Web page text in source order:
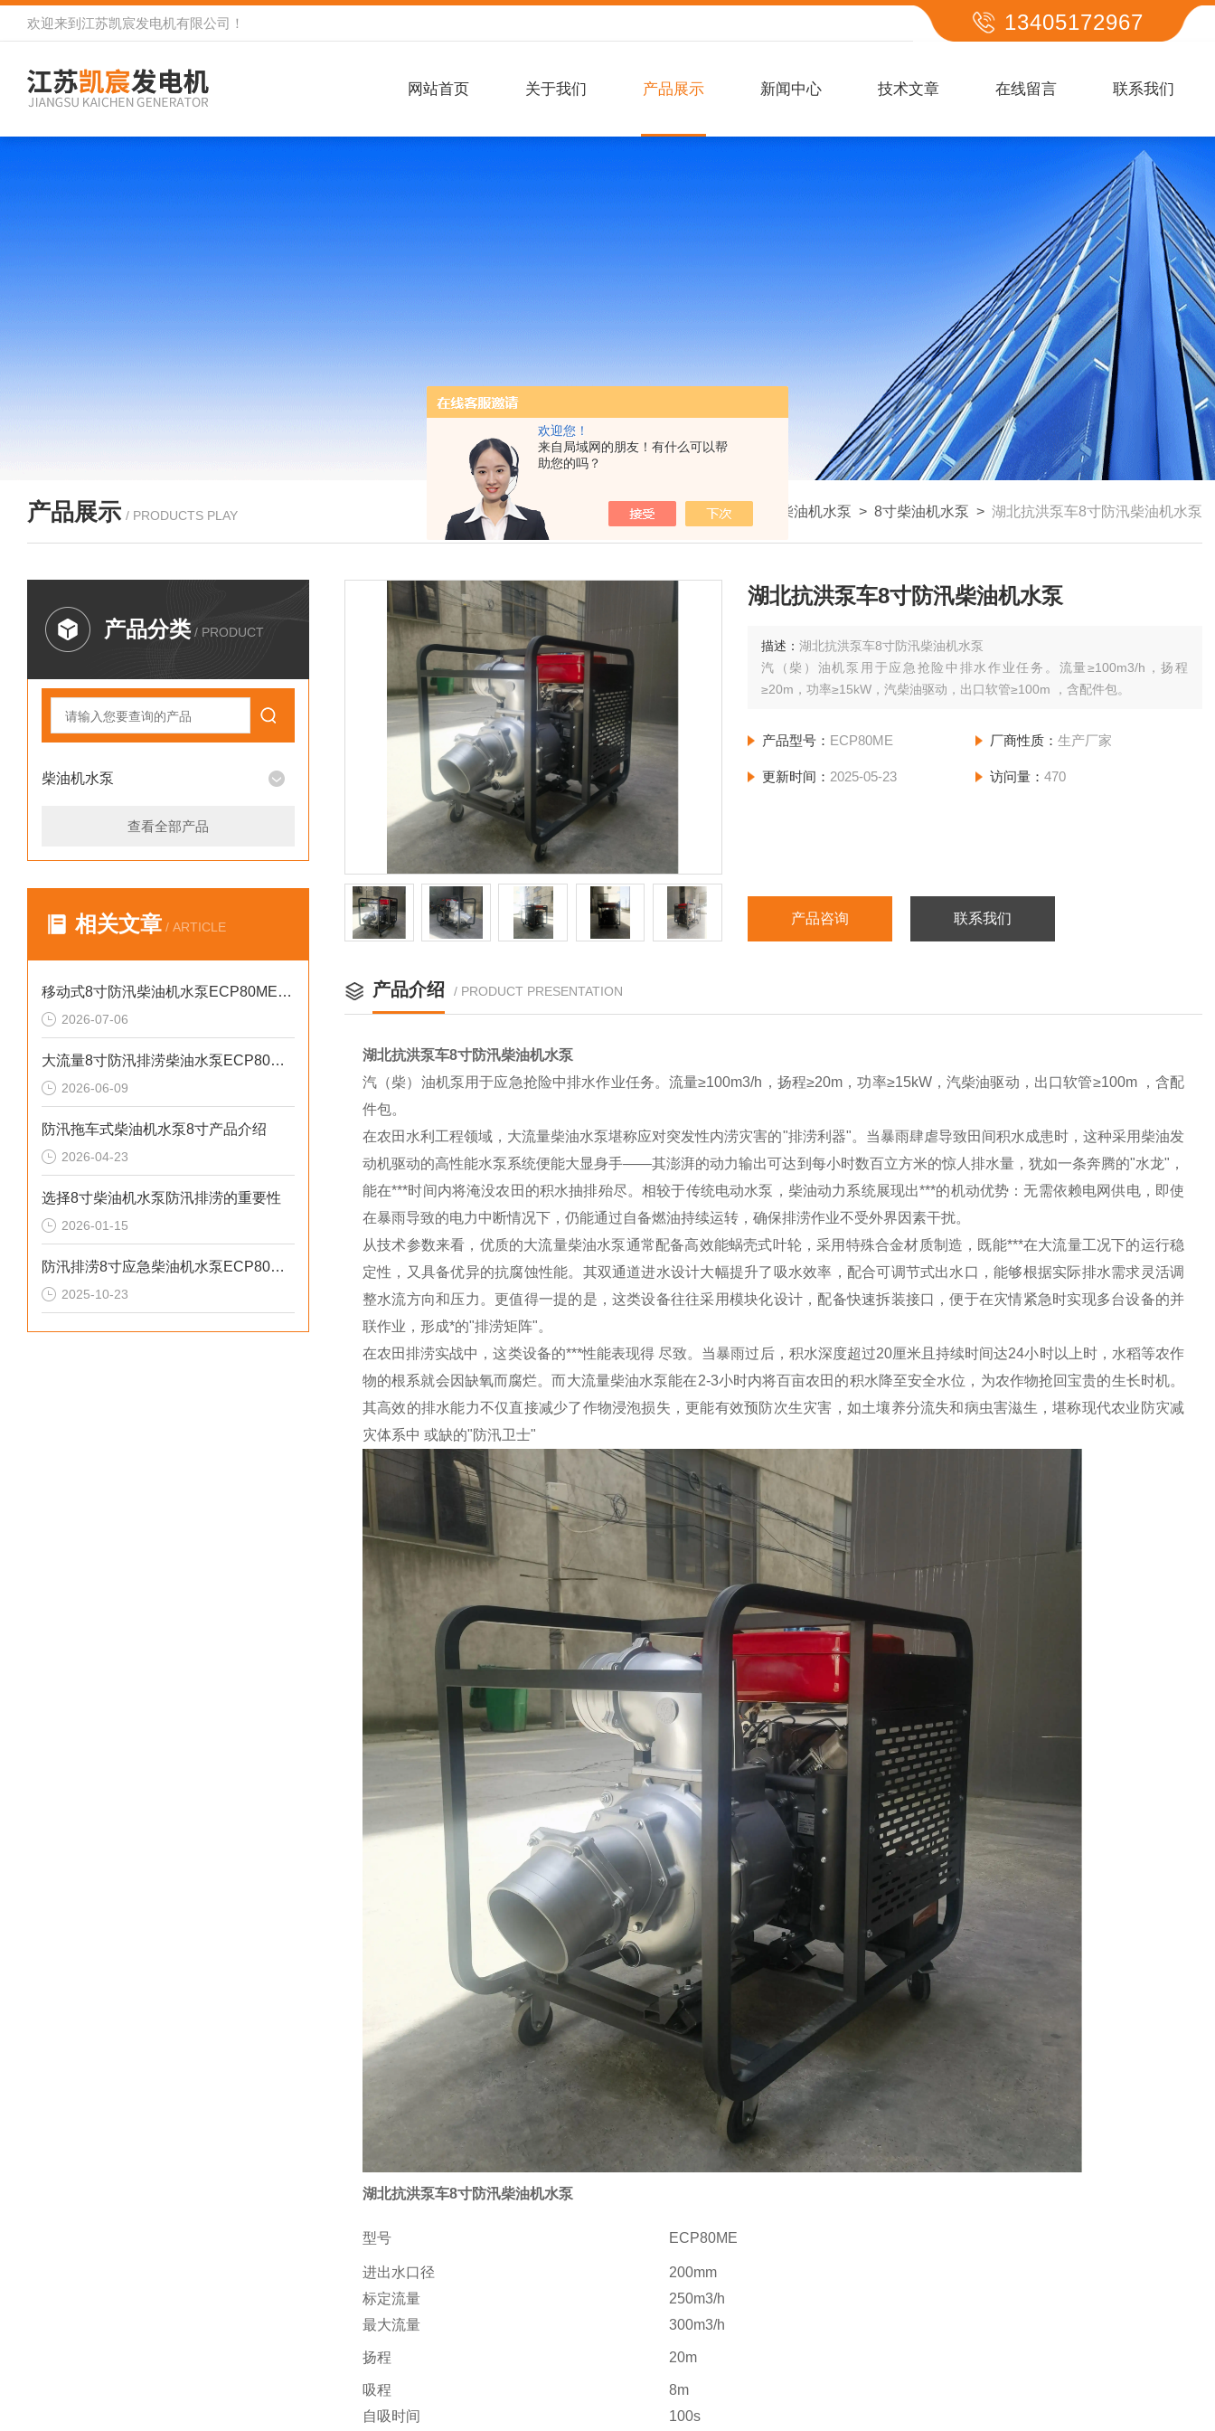
欢迎您！
来自局域网的朋友！有什么可以帮
助您的吗？
欢迎来到 江苏凯宸发电机有限公司 ！ 13405172967
网站首页 关于我们 产品展示 新闻中心 技术文章 在线留言 联系我们
产品展示 / PRODUCTS PLAY 我的位置：首页 产品展示 柴油机水泵 > 8寸柴油机水泵 > 湖北抗洪泵车8寸防汛柴油机水泵
产品分类 / PRODUCT
柴油机水泵
查看全部产品
相关文章 / ARTICLE
移动式8寸防汛柴油机水泵ECP80ME产品介绍
2026-07-06
大流量8寸防汛排涝柴油水泵ECP80ME产品介绍
2026-06-09
防汛拖车式柴油机水泵8寸产品介绍
2026-04-23
选择8寸柴油机水泵防汛排涝的重要性
2026-01-15
防汛排涝8寸应急柴油机水泵ECP80ME参数
2025-10-23
湖北抗洪泵车8寸防汛柴油机水泵
描述：湖北抗洪泵车8寸防汛柴油机水泵
汽（柴）油机泵用于应急抢险中排水作业任务。流量≥100m3/h，扬程
≥20m，功率≥15kW，汽柴油驱动，出口软管≥100m ，含配件包。
产品型号： ECP80ME 厂商性质： 生产厂家
更新时间： 2025-05-23 访问量： 470
产品咨询 联系我们
产品介绍 / PRODUCT PRESENTATION
湖北抗洪泵车8寸防汛柴油机水泵
汽（柴）油机泵用于应急抢险中排水作业任务。流量≥100m3/h，扬程≥20m，功率≥15kW，汽柴油驱动，出口软管≥100m ，含配
件包。
在农田水利工程领域，大流量柴油水泵堪称应对突发性内涝灾害的"排涝利器"。当暴雨肆虐导致田间积水成患时，这种采用柴油发
动机驱动的高性能水泵系统便能大显身手——其澎湃的动力输出可达到每小时数百立方米的惊人排水量，犹如一条奔腾的"水龙"，
能在***时间内将淹没农田的积水抽排殆尽。相较于传统电动水泵，柴油动力系统展现出***的机动优势：无需依赖电网供电，即使
在暴雨导致的电力中断情况下，仍能通过自备燃油持续运转，确保排涝作业不受外界因素干扰。
从技术参数来看，优质的大流量柴油水泵通常配备高效能蜗壳式叶轮，采用特殊合金材质制造，既能***在大流量工况下的运行稳
定性，又具备优异的抗腐蚀性能。其双通道进水设计大幅提升了吸水效率，配合可调节式出水口，能够根据实际排水需求灵活调
整水流方向和压力。更值得一提的是，这类设备往往采用模块化设计，配备快速拆装接口，便于在灾情紧急时实现多台设备的并
联作业，形成*的"排涝矩阵"。
在农田排涝实战中，这类设备的***性能表现得 尽致。当暴雨过后，积水深度超过20厘米且持续时间达24小时以上时，水稻等农作
物的根系就会因缺氧而腐烂。而大流量柴油水泵能在2-3小时内将百亩农田的积水降至安全水位，为农作物抢回宝贵的生长时机。
其高效的排水能力不仅直接减少了作物浸泡损失，更能有效预防次生灾害，如土壤养分流失和病虫害滋生，堪称现代农业防灾减
灾体系中 或缺的"防汛卫士"
湖北抗洪泵车8寸防汛柴油机水泵
型号 ECP80ME
进出水口径
200mm
标定流量
250m3/h
最大流量
300m3/h
扬程 20m
吸程
8m
自吸时间
100s